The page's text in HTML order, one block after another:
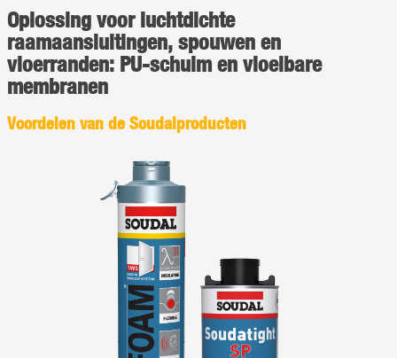
Oplossing voor luchtdichte
raamaansluitingen, spouwen en
vloerranden: PU-schuim en vloeibare
membranen
Voordelen van de Soudalproducten